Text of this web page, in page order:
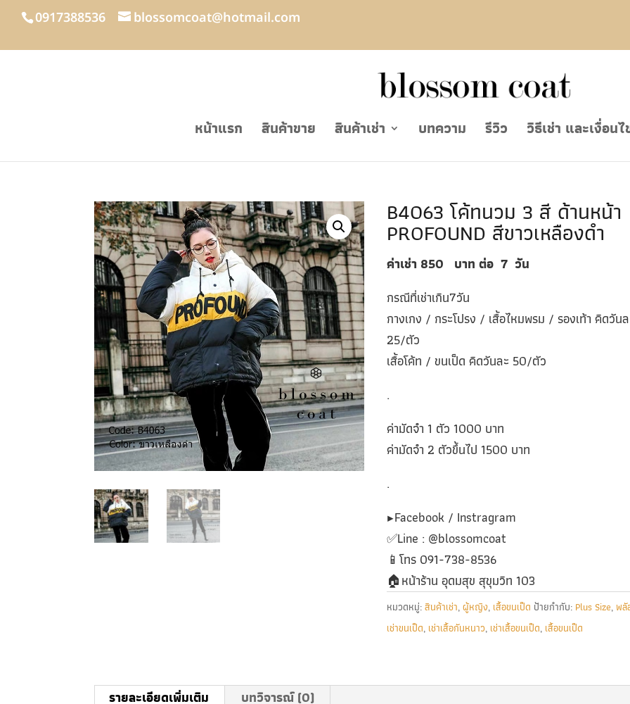
0917388536 blossomcoat@hotmail.com
หน้าแรก สินค้าขาย สินค้าเช่า บทความ รีวิว วิธีเช่า และเงื่อนไ
B4063 โค้ทนวม 3 สี ด้านหน้า
PROFOUND สีขาวเหลืองดำ
ค่าเช่า 850 บาท ต่อ 7 วัน
กรณีที่เช่าเกิน7วัน
กางเกง / กระโปรง / เสื้อไหมพรม / รองเท้า คิดวัน
25/ตัว
เสื้อโค้ท / ขนเป็ด คิดวันละ 50/ตัว
.
ค่ามัดจำ 1 ตัว 1000 บาท
ค่ามัดจำ 2 ตัวขึ้นไป 1500 บาท
.
▶️Facebook / Instragram
✅️Line : @blossomcoat
📱โทร 091-738-8536
🏠หน้าร้าน อุดมสุข สุขุมวิท 103
หมวดหมู่:สินค้าเช่า,ผู้หญิง, เสื้อขนเป็ด ป้ายกำกับ: Plus Size, พลั
เช่าขนเป็ด, เช่าเสื้อกันหนาว, เช่าเสื้อขนเป็ด, เสื้อขนเป็ด
รายละเอียดเพิ่มเติม บทวิจารณ์ (0)